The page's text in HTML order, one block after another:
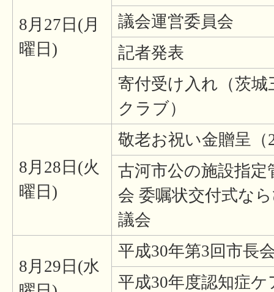
8月27日(月
曜日)
議会運営委員会
記者発表
寄付受け入れ（茨
クラブ）
8月28日(火
曜日)
敬老お祝い金贈呈（
古河市公の施設指定
会 委嘱状交付式な
議会
8月29日(水
平成30年第3回市長
平成30年度認知症